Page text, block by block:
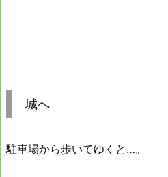
城へ
駐車場から歩いてゆくと…。